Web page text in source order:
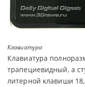
Клавиатура
Клавиатура
трапециевидный, а
литерной клавиши